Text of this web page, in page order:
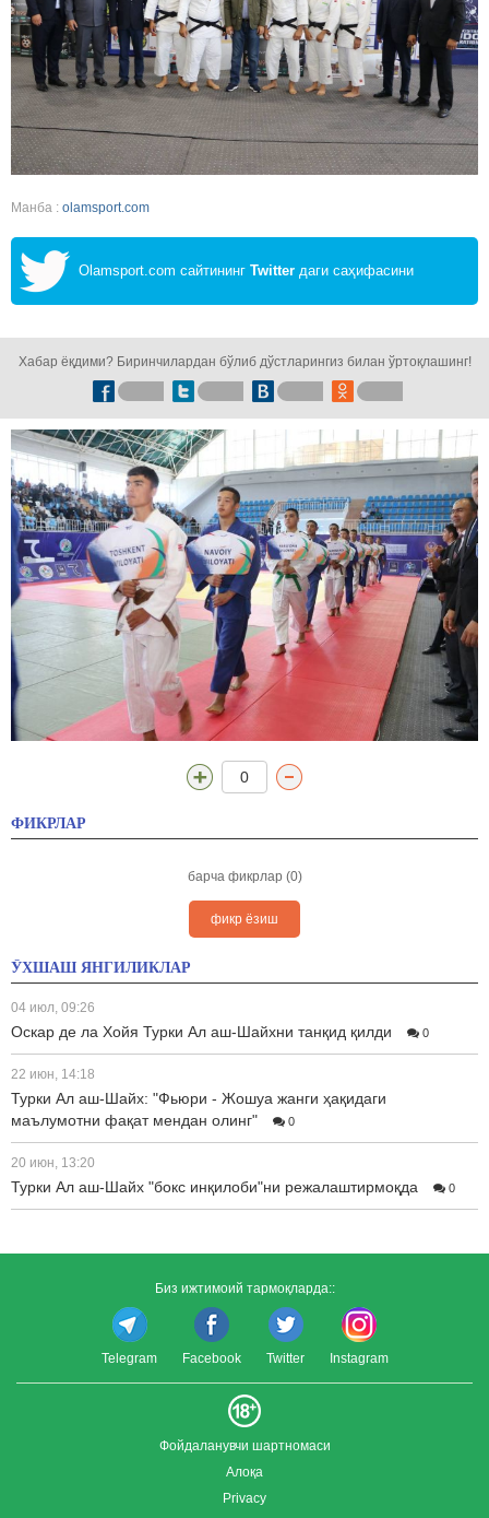
Манба : olamsport.com
Olamsport.com сайтининг Twitter даги саҳифасини
Хабар ёқдими? Биринчилардан бўлиб дўстларингиз билан ўртоқлашинг!
0
ФИКРЛАР
барча фикрлар (0)
фикр ёзиш
ЎХШАШ ЯНГИЛИКЛАР
04 июл, 09:26
Оскар де ла Хойя Турки Ал аш-Шайхни танқид қилди 0
22 июн, 14:18
Турки Ал аш-Шайх: "Фьюри - Жошуа жанги ҳақидаги
маълумотни фақат мендан олинг"
0
20 июн, 13:20
Турки Ал аш-Шайх "бокс инқилоби"ни режалаштирмоқда 0
Биз ижтимоий тармоқларда::
Telegram Facebook Twitter Instagram
Фойдаланувчи шартномаси
Алоқа
Privacy